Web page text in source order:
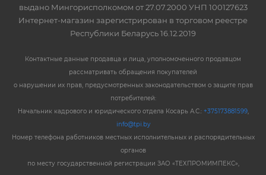
выдано Мингорисполкомом от 27.07.2000 УНП 100127623
Интернет-магазин зарегистрирован в торговом реестре
Республики Беларусь 16.12.2019
Контактные данные продавца и лица, уполномоченного продавцом
рассматривать обращения покупателей
о нарушении их прав, предусмотренных законодательством о защите прав
потребителей:
Начальник кадрового и юридического отдела Косарь А.С.: +375173881599,
info@tpi.by
Номер телефона работников местных исполнительных и распорядительных
органов
по месту государственной регистрации ЗАО «ТЕХПРОМИМПЕКС»,